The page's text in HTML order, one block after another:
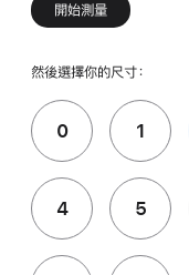
開始測量
然後選擇你的尺寸：
0 1
4 5